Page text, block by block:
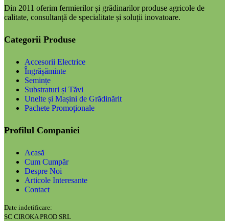
Din 2011 oferim fermierilor și grădinarilor produse agricole de
calitate, consultanță de specialitate și soluții inovatoare.
Categorii Produse
Accesorii Electrice
Îngrășăminte
Semințe
Substraturi și Tăvi
Unelte și Mașini de Grădinărit
Pachete Promoționale
Profilul Companiei
Acasă
Cum Cumpăr
Despre Noi
Articole Interesante
Contact
Date indetificare:
SC CIROKA PROD SRL